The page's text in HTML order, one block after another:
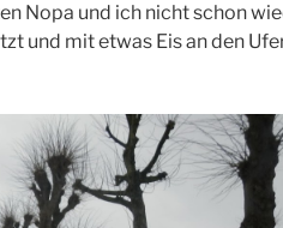
Nopa und ich nicht schon
und mit etwas Eis an den